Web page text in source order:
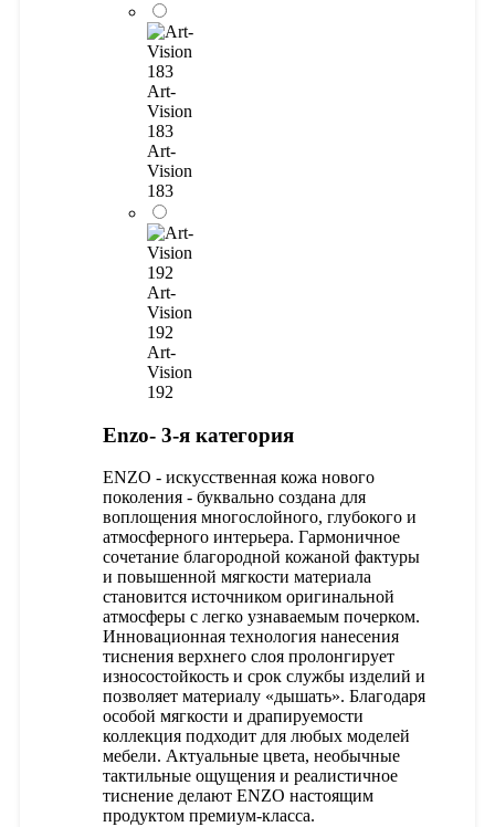
Art-
Vision
183
Art-
Vision
183
Art-
Vision
192
Art-
Vision
192
Enzo- 3-я категория
ENZO - искусственная кожа нового
поколения - буквально создана для
воплощения многослойного, глубокого и
атмосферного интерьера. Гармоничное
сочетание благородной кожаной фактуры
и повышенной мягкости материала
становится источником оригинальной
атмосферы с легко узнаваемым почерком.
Инновационная технология нанесения
тиснения верхнего слоя пролонгирует
износостойкость и срок службы изделий и
позволяет материалу «дышать». Благодаря
особой мягкости и драпируемости
коллекция подходит для любых моделей
мебели. Актуальные цвета, необычные
тактильные ощущения и реалистичное
тиснение делают ENZO настоящим
продуктом премиум-класса.